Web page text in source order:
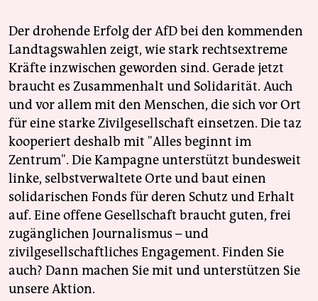
Der drohende Erfolg der AfD bei den kommenden
Landtagswahlen zeigt, wie stark rechtsextreme
Kräfte inzwischen geworden sind. Gerade jetzt
braucht es Zusammenhalt und Solidarität. Auch
und vor allem mit den Menschen, die sich vor Ort
für eine starke Zivilgesellschaft einsetzen. Die taz
kooperiert deshalb mit "Alles beginnt im
Zentrum". Die Kampagne unterstützt bundesweit
linke, selbstverwaltete Orte und baut einen
solidarischen Fonds für deren Schutz und Erhalt
auf. Eine offene Gesellschaft braucht guten, frei
zugänglichen Journalismus – und
zivilgesellschaftliches Engagement. Finden Sie
auch? Dann machen Sie mit und unterstützen Sie
unsere Aktion.